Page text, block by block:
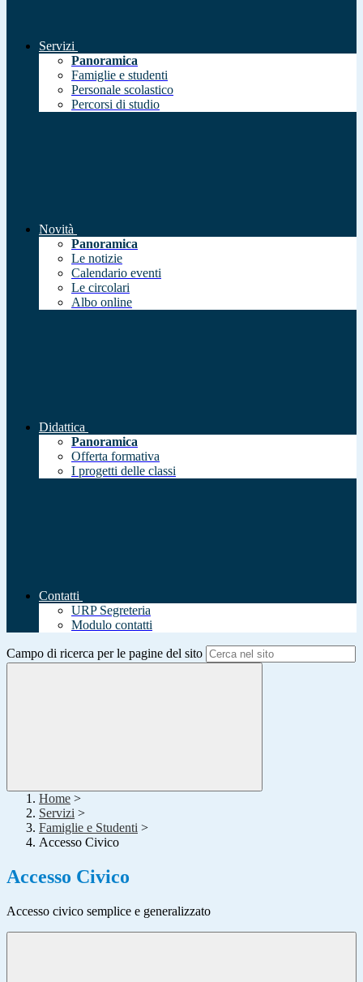
Servizi
Panoramica
Famiglie e studenti
Personale scolastico
Percorsi di studio
Novità
Panoramica
Le notizie
Calendario eventi
Le circolari
Albo online
Didattica
Panoramica
Offerta formativa
I progetti delle classi
Contatti
URP Segreteria
Modulo contatti
Campo di ricerca per le pagine del sito
Home >
Servizi >
Famiglie e Studenti >
Accesso Civico
Accesso Civico
Accesso civico semplice e generalizzato